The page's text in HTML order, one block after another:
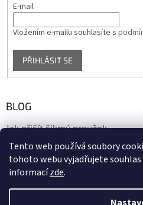
Tento web používá soubory
tohoto webu vyjadřujete souhlas
informacízde.
E-mail
Vložením e-mailu souhlasíte s
PŘIHLÁSIT SE
BLOG
Jak přišít šikmý proužek
17.10.2020